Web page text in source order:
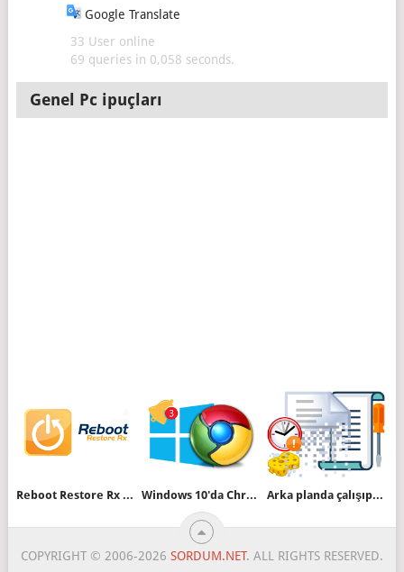
Google Translate
33 User online
69 queries in 0,058 seconds.
Genel Pc ipuçları
Reboot Restore Rx - Deepfreeze alternatifi Windows 10'da Chrome bildirimleri nasıl etkinleştirilir? Arka planda çalışıp belirli bir dosyayı bulursa silen vbs
COPYRIGHT © 2006-2026 SORDUM.NET. ALL RIGHTS RESERVED.